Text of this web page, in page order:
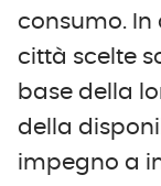
consumo. In
città scelte
base della
della
impegno a